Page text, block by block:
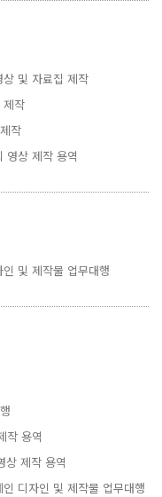
및 자료집 제작
제작
작
영상 제작 용역
및 제작물 업무대행
작 용역
상 제작 용역
디자인 및 제작물 업무대행